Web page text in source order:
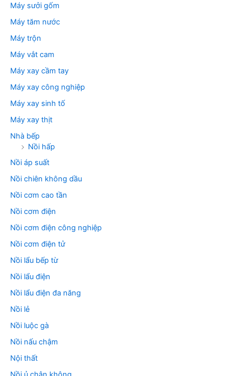
Máy sưởi gốm
Máy tăm nước
Máy trộn
Máy vắt cam
Máy xay cầm tay
Máy xay công nghiệp
Máy xay sinh tố
Máy xay thịt
Nhà bếp
Nồi hấp
Nồi áp suất
Nồi chiên không dầu
Nồi cơm cao tần
Nồi cơm điện
Nồi cơm điện công nghiệp
Nồi cơm điện tử
Nồi lẩu bếp từ
Nồi lẩu điện
Nồi lẩu điện đa năng
Nồi lẻ
Nồi luộc gà
Nồi nấu chậm
Nội thất